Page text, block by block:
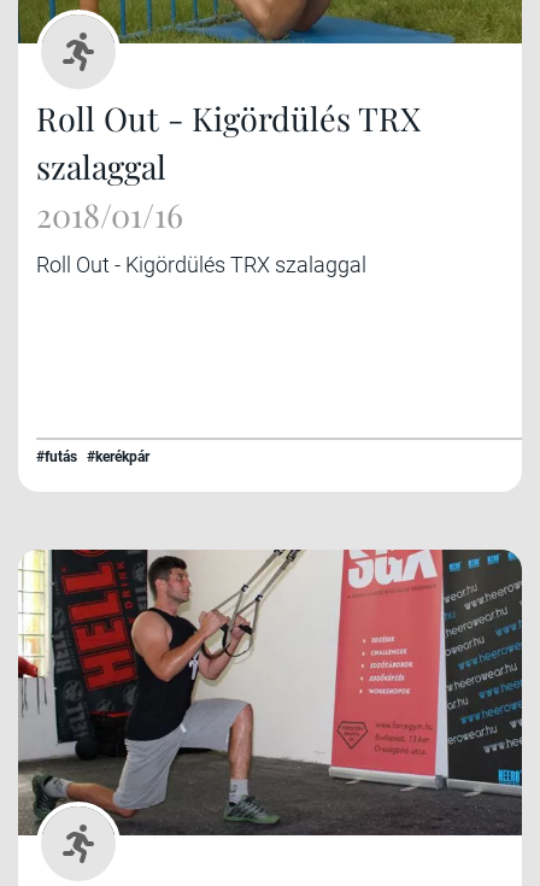
Roll Out - Kigördülés TRX
szalaggal
2018/01/16
Roll Out - Kigördülés TRX szalaggal
#futás #kerékpár